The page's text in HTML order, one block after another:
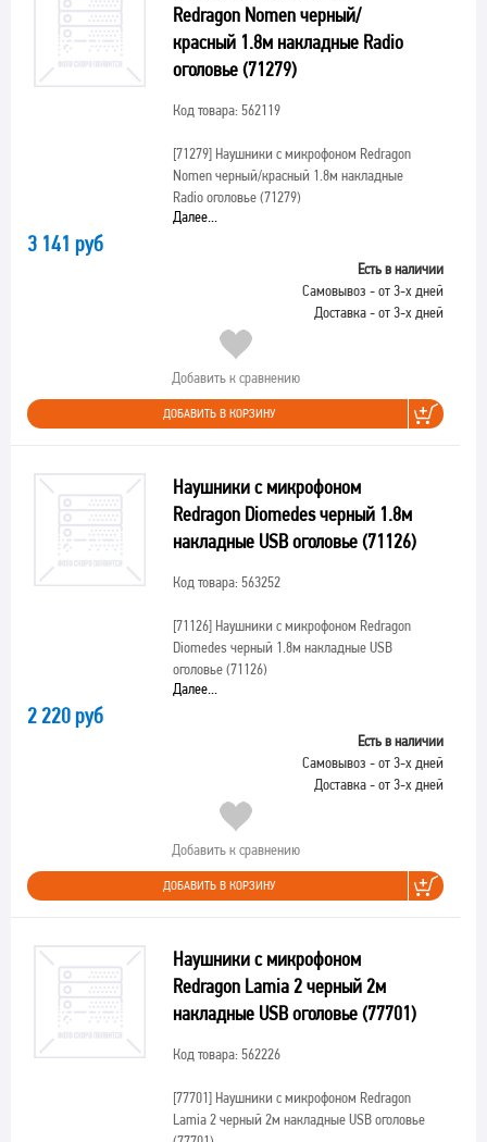
Redragon Nomen черный/
красный 1.8м накладные Radio
оголовье (71279)
Код товара: 562119
[71279]Наушники с микрофоном Redragon
Nomen черный/красный 1.8м накладные
Radio оголовье (71279)
Далее...
3 141 руб
Есть в наличии
Самовывоз - от 3-х дней
Доставка - от 3-х дней
Добавить к сравнению
ДОБАВИТЬ В КОРЗИНУ
Наушники с микрофоном
Redragon Diomedes черный 1.8м
накладные USB оголовье (71126)
Код товара: 563252
[71126]Наушники с микрофоном Redragon
Diomedes черный 1.8м накладные USB
оголовье (71126)
Далее...
2 220 руб
Есть в наличии
Самовывоз - от 3-х дней
Доставка - от 3-х дней
Добавить к сравнению
ДОБАВИТЬ В КОРЗИНУ
Наушники с микрофоном
Redragon Lamia 2 черный 2м
накладные USB оголовье (77701)
Код товара: 562226
[77701]Наушники с микрофоном Redragon
Lamia 2 черный 2м накладные USB оголовье